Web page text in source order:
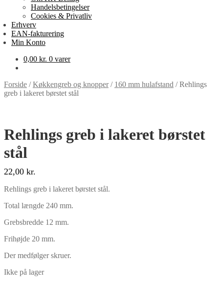
Handelsbetingelser
Cookies & Privatliv
Erhverv
EAN-fakturering
Min Konto
0,00 kr. 0 varer
Forside /Køkkengreb og knopper/ 160 mm hulafstand /Rehlings
greb i lakeret børstet stål
Rehlings greb i lakeret børstet
stål
22,00 kr.
Rehlings greb i lakeret børstet stål.
Total længde 240 mm.
Grebsbredde 12 mm.
Frihøjde 20 mm.
Der medfølger skruer.
Ikke på lager